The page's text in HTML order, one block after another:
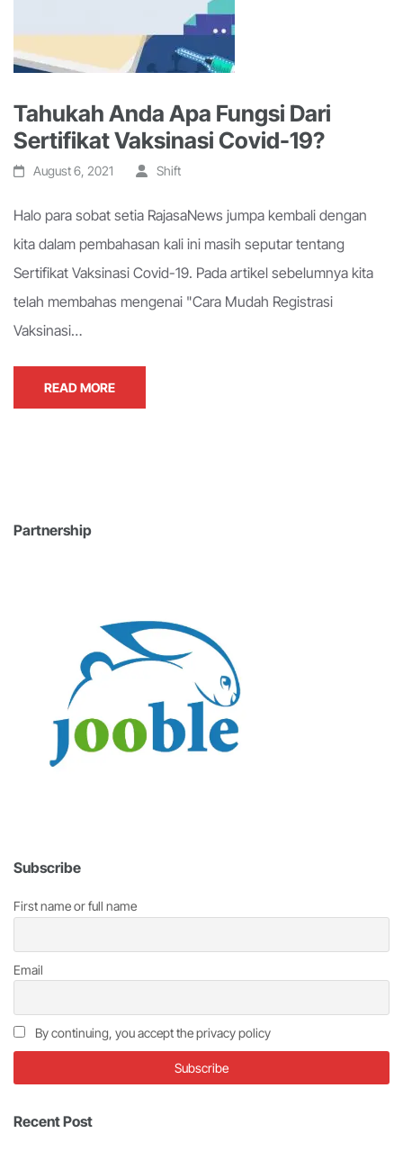
Tahukah Anda Apa Fungsi Dari
Sertifikat Vaksinasi Covid-19?
August 6, 2021 Shift
Halo para sobat setia RajasaNews jumpa kembali dengan
kita dalam pembahasan kali ini masih seputar tentang
Sertifikat Vaksinasi Covid-19. Pada artikel sebelumnya kita
telah membahas mengenai "Cara Mudah Registrasi
Vaksinasi…
READ MORE
Partnership
Subscribe
First name or full name
Email
By continuing, you accept the privacy policy
Recent Post